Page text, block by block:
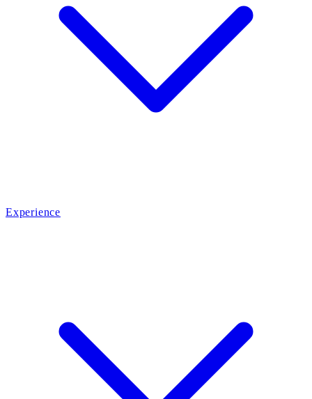
Experience